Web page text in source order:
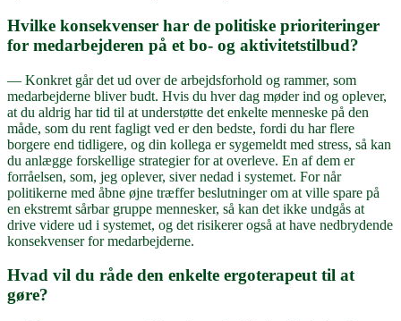
Hvilke konsekvenser har de politiske prioriteringer
for medarbejderen på et bo- og aktivitetstilbud?
— Konkret går det ud over de arbejdsforhold og rammer, som
medarbejderne bliver budt. Hvis du hver dag møder ind og oplever,
at du aldrig har tid til at understøtte det enkelte menneske på den
måde, som du rent fagligt ved er den bedste, fordi du har flere
borgere end tidligere, og din kollega er sygemeldt med stress, så kan
du anlægge forskellige strategier for at overleve. En af dem er
forråelsen, som, jeg oplever, siver nedad i systemet. For når
politikerne med åbne øjne træffer beslutninger om at ville spare på
en ekstremt sårbar gruppe mennesker, så kan det ikke undgås at
drive videre ud i systemet, og det risikerer også at have nedbrydende
konsekvenser for medarbejderne.
Hvad vil du råde den enkelte ergoterapeut til at
gøre?